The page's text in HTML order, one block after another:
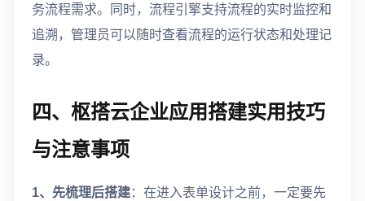
务流程需求。同时，流程引擎支持流程的实时监控和
追溯，管理员可以随时查看流程的运行状态和处理记
录。
四、枢搭云企业应用搭建实用技巧
与注意事项
1、先梳理后搭建：在进入表单设计之前，一定要先